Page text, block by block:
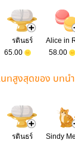
รตินธร์
65.00
58.00
นทสูงสุดของ บทนำ
รตินธร์